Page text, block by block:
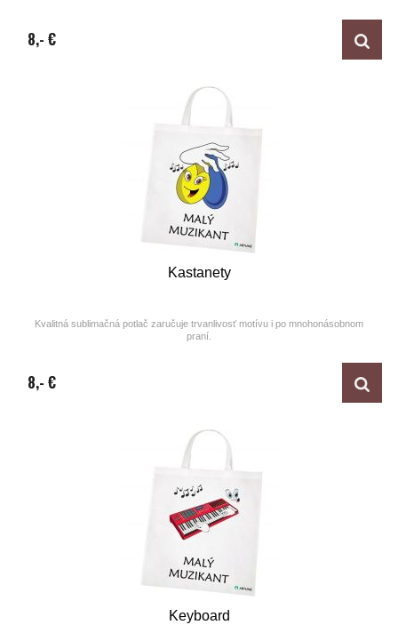
8,- €
Kastanety
Kvalitná sublimačná potlač zaručuje trvanlivosť motívu i po mnohonásobnom
praní.
8,- €
Keyboard